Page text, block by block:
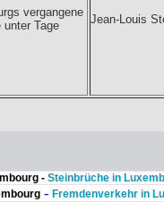
vergangene
unter Tage
Jean-Louis
- Steinbrüche in
- Fremdenverkehr in